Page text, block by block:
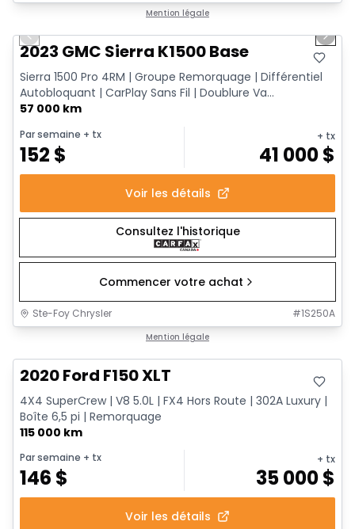
Mention légale
Previous slide Next
2023 GMC Sierra K1500 Base
Sierra 1500 Pro 4RM | Groupe Remorquage | Différentiel
Autobloquant | CarPlay Sans Fil | Doublure Va...
57 000 km
Par semaine + tx
152 $
+ tx
41 000$
Voir les détails
Consultez l'historique
Commencer votre achat
Ste-Foy Chrysler #1S250A
Mention légale
2020 Ford F150 XLT
4X4 SuperCrew | V8 5.0L | FX4 Hors Route | 302A Luxury |
Boîte 6,5 pi | Remorquage
115 000 km
Par semaine + tx
146 $
+ tx
35 000$
Voir les détails